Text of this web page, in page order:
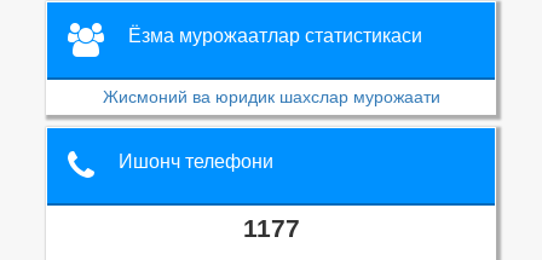
Ёзма мурожаатлар статистикаси
Жисмоний ва юридик шахслар мурожаати
Ишонч телефони
1177